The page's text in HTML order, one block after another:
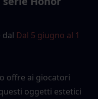
dal Dal 5 giugno al 1
offre ai giocatori
oggetti estetici